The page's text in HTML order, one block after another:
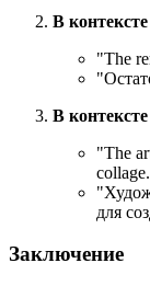
В
"The
В
"The
collage.
для
Заключение